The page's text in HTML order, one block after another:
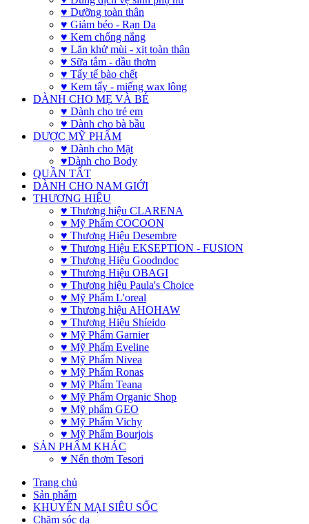
♥ Dưỡng toàn thân
♥ Giảm béo - Rạn Da
♥ Kem chống nắng
♥ Lăn khử mùi - xịt toàn thân
♥ Sữa tắm - dầu thơm
♥ Tẩy tế bào chết
♥ Kem tẩy - miếng wax lông
DÀNH CHO MẸ VÀ BÉ
♥ Dành cho trẻ em
♥ Dành cho bà bầu
DƯỢC MỸ PHẨM
♥ Dành cho Mặt
♥Dành cho Body
QUẦN TẤT
DÀNH CHO NAM GIỚI
THƯƠNG HIỆU
♥ Thương hiệu CLARENA
♥ Mỹ Phẩm COCOON
♥ Thương Hiệu Desembre
♥ Thương Hiệu EKSEPTION - FUSION
♥ Thương Hiệu Goodndoc
♥ Thương Hiệu OBAGI
♥ Thương hiệu Paula's Choice
♥ Mỹ Phẩm L'oreal
♥ Thương hiệu AHOHAW
♥ Thương Hiệu Shíeido
♥ Mỹ Phẩm Garnier
♥ Mỹ Phẩm Eveline
♥ Mỹ Phẩm Nivea
♥ Mỹ Phẩm Ronas
♥ Mỹ Phẩm Teana
♥ Mỹ Phẩm Organic Shop
♥ Mỹ phẩm GEO
♥ Mỹ Phẩm Vichy
♥ Mỹ Phẩm Bourjois
SẢN PHẨM KHÁC
♥ Nến thơm Tesori
Trang chủ
Sản phẩm
KHUYẾN MẠI SIÊU SỐC
Chăm sóc da